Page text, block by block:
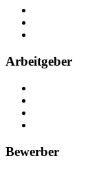
Arbeitgeber
Bewerber